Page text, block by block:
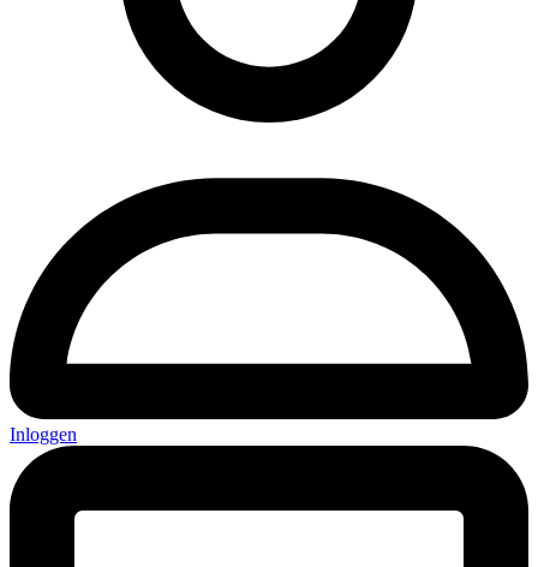
Inloggen